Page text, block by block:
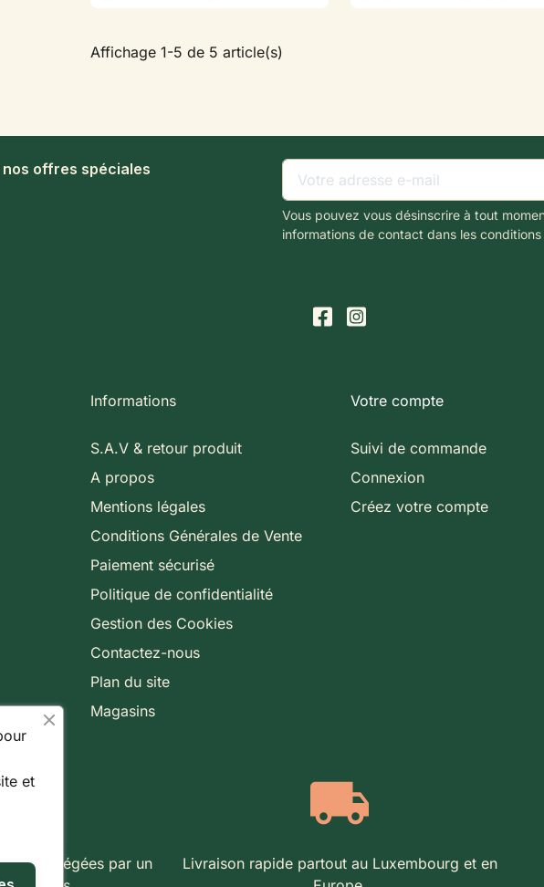
Affichage 1-5 de 5 article(s)
nos offres spéciales
Vous pouvez vous désinscrire à tout
informations de contact dans les
Informations
S.A.V & retour produit
A propos
Mentions légales
Conditions Générales de Vente
Paiement sécurisé
Politique de confidentialité
Gestion des Cookies
Contactez-nous
Plan du site
Magasins
Votre compte
Suivi de commande
Connexion
Créez votre compte
protégées par un
Livraison rapide partout au Luxembourg et en
et